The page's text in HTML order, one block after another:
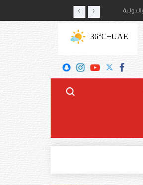
آل سعود ‹ ›
UAE
+36°C